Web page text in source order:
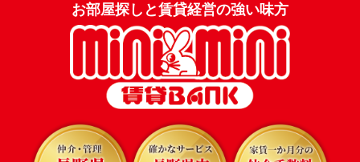
お部屋探しと賃貸経営の強い味方